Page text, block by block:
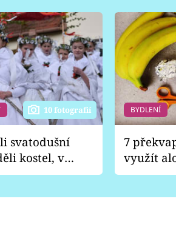
10 fotografií
svatodušní
kostel, v
BYDLENÍ
7
využít